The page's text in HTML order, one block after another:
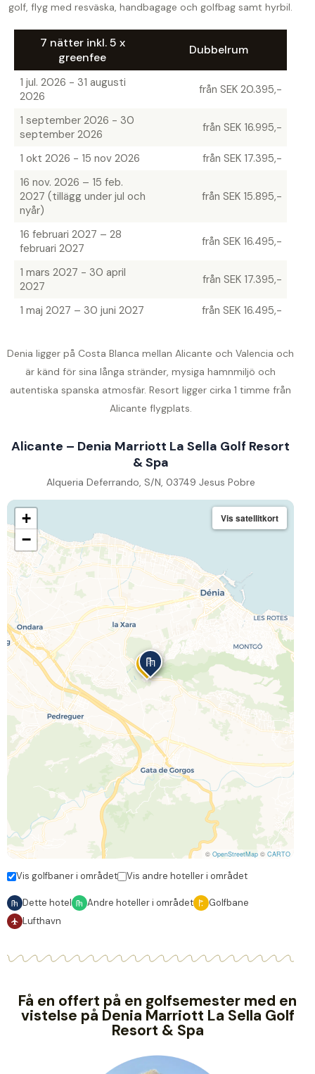
golf, flyg med resväska, handbagage och golfbag samt hyrbil.
7 nätter inkl. 5 x
greenfee
Dubbelrum
1 jul. 2026 - 31 augusti
2026
från SEK 20.395,-
1 september 2026 - 30
september 2026
från SEK 16.995,-
1 okt 2026 - 15 nov 2026
från SEK 17.395,-
16 nov. 2026 – 15 feb.
2027 (tillägg under jul och
nyår)
från SEK 15.895,-
16 februari 2027 – 28
februari 2027
från SEK 16.495,-
1 mars 2027 - 30 april
2027
från SEK 17.395,-
1 maj 2027 – 30 juni 2027 från SEK 16.495,-
Denia ligger på Costa Blanca mellan Alicante och Valencia och
är känd för sina långa stränder, mysiga hamnmiljö och
autentiska spanska atmosfär. Resort ligger cirka 1 timme från
Alicante flygplats.
Alicante – Denia Marriott La Sella Golf Resort
& Spa
Alqueria Deferrando, S/N, 03749 Jesus Pobre
+
−
Vis satellitkort
© OpenStreetMap © CARTO
Vis golfbaner i området Vis andre hoteller i området
Dette hotel Andre hoteller i området
Golfbane
Lufthavn
Få en offert på en golfsemester med en
vistelse på Denia Marriott La Sella Golf
Resort & Spa